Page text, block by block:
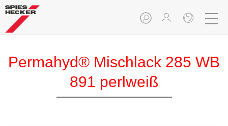
Permahyd® Mischlack 285 WB
891 perlweiß